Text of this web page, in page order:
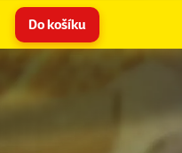
Do košíku